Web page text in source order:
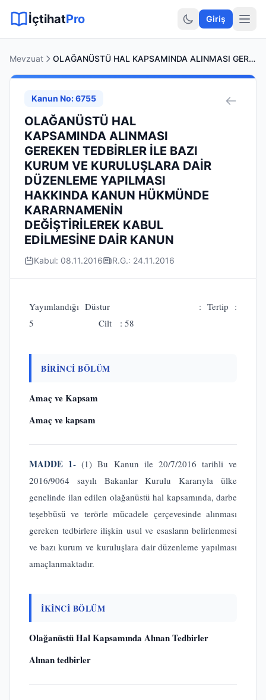
Hukuki Araçlar
İçtihatPro Giriş
Mevzuat OLAĞANÜSTÜ HAL KAPSAMINDA ALINMASI GEREKEN TEDBİRLER İLE BAZI KURUM VE KURULUŞLARA DAİR DÜZENLEME YAPILMASI HAKKINDA KANUN HÜKMÜNDE KARARNAMENİN DEĞİŞTİRİLEREK KABUL EDİLMESİNE DAİR KANUN
Kanun No: 6755
OLAĞANÜSTÜ HAL
KAPSAMINDA ALINMASI
GEREKEN TEDBİRLER İLE BAZI
KURUM VE KURULUŞLARA DAİR
DÜZENLEME YAPILMASI
HAKKINDA KANUN HÜKMÜNDE
KARARNAMENİN
DEĞİŞTİRİLEREK KABUL
EDİLMESİNE DAİR KANUN
Kabul: 08.11.2016 R.G.: 24.11.2016
Yayımlandığı Düstur : Tertip :
5 Cilt : 58
BİRİNCİ BÖLÜM
Amaç ve Kapsam
Amaç ve kapsam
MADDE 1- (1) Bu Kanun ile 20/7/2016 tarihli ve
2016/9064 sayılı Bakanlar Kurulu Kararıyla ülke
genelinde ilan edilen olağanüstü hal kapsamında, darbe
teşebbüsü ve terörle mücadele çerçevesinde alınması
gereken tedbirlere ilişkin usul ve esasların belirlenmesi
ve bazı kurum ve kuruluşlara dair düzenleme yapılması
amaçlanmaktadır.
İKİNCİ BÖLÜM
Olağanüstü Hal Kapsamında Alınan Tedbirler
Alınan tedbirler